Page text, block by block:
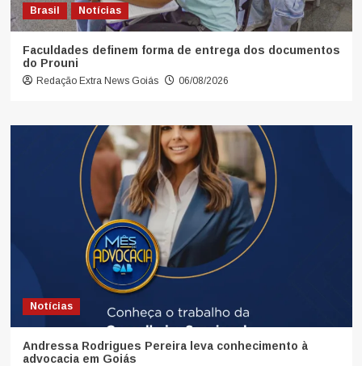
Brasil Notícias
Faculdades definem forma de entrega dos documentos
do Prouni
Redação Extra News Goiás 06/08/2026
Notícias
Andressa Rodrigues Pereira leva conhecimento à
advocacia em Goiás